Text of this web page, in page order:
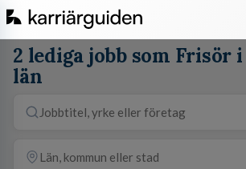
2 lediga jobb som Frisör
län